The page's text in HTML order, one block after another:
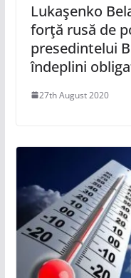
Lukaşenko
forţă rusă de
presedintelui
îndeplini
27th August 2020